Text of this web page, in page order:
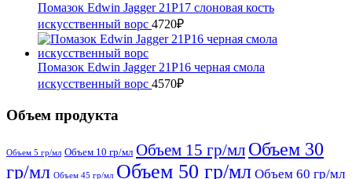
Помазок Edwin Jagger 21P17 слоновая кость
искусственный ворc 4720₽
Помазок Edwin Jagger 21P16 черная смола
искусственный ворс 4570₽
Объем продукта
Объем 5 гр/мл Объем 10 гр/мл Объем 15 гр/мл Объем 30
гр/мл Объем 45 гр/мл Объем 50 гр/мл Объем 60 гр/мл